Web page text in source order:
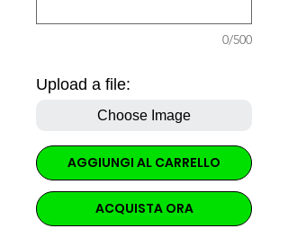
0/500
Upload a file:
Choose Image
AGGIUNGI AL CARRELLO
ACQUISTA ORA